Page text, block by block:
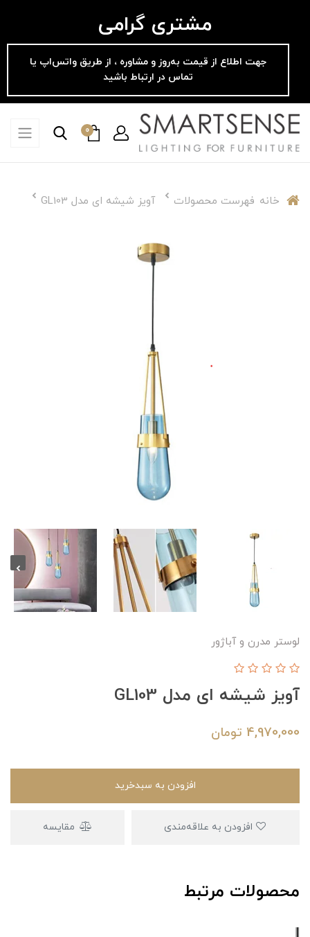
مشتری گرامی
جهت اطلاع از قیمت به‌روز و مشاوره ، از طریق واتس‌اپ یا
تماس در ارتباط باشید
0
خانه فهرست محصولات آویز شیشه ای مدل GL103
لوستر مدرن و آباژور
آویز شیشه ای مدل GL103
4,970,000 تومان
افزودن به سبدخرید
مقایسه
محصولات مرتبط